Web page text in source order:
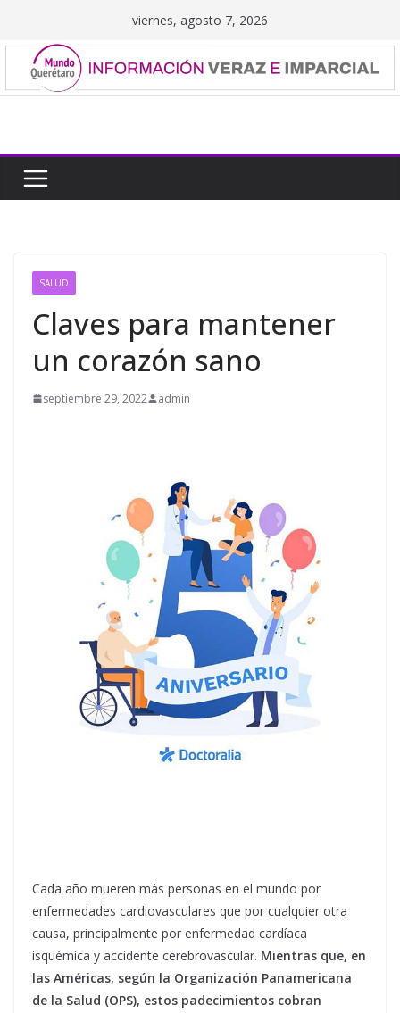
contenido
viernes, agosto 7, 2026
SALUD
Claves para mantener
un corazón sano
septiembre 29, 2022 admin
Cada año mueren más personas en el mundo por
enfermedades cardiovasculares que por cualquier otra
causa, principalmente por enfermedad cardíaca
isquémica y accidente cerebrovascular. Mientras que, en
las Américas, según la Organización Panamericana
de la Salud (OPS), estos padecimientos cobran